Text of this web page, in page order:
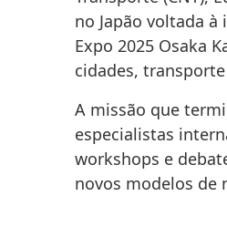
no Japão voltada
Expo 2025 Osaka
cidades,
A missão que
especialistas
workshops e
novos modelos de